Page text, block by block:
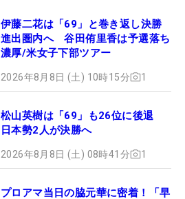
伊藤二花は「69」と巻き返し決勝
進出圏内へ 谷田侑里香は予選落ち
濃厚/米女子下部ツアー
2026年8月8日 (土) 10時15分 1
松山英樹は「69」も26位に後退
日本勢2人が決勝へ
2026年8月8日 (土) 08時41分 1
プロアマ当日の脇元華に密着！「早